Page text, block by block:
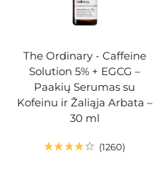
The Ordinary - Caffeine
Solution 5% + EGCG –
Paakių Serumas su
Kofeinu ir Žaliąja Arbata –
30 ml
1260